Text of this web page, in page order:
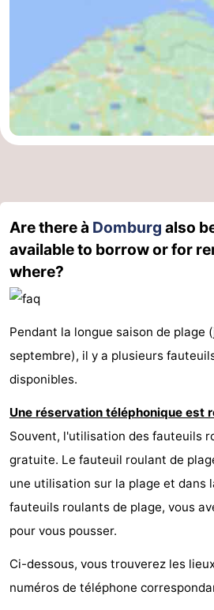
Are there à Domburg also
available to borrow or for
where?
Pendant la longue saison de plage
septembre), il y a plusieurs
disponibles.
Une réservation téléphonique est
Souvent, l'utilisation des fauteuils
gratuite. Le fauteuil roulant de
une utilisation sur la plage et dans
fauteuils roulants de plage, vous
pour vous pousser.
Ci-dessous, vous trouverez les
numéros de téléphone